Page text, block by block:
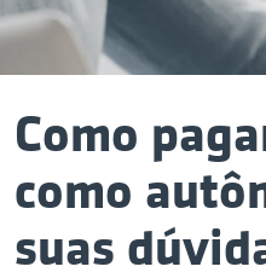
Como
como
suas